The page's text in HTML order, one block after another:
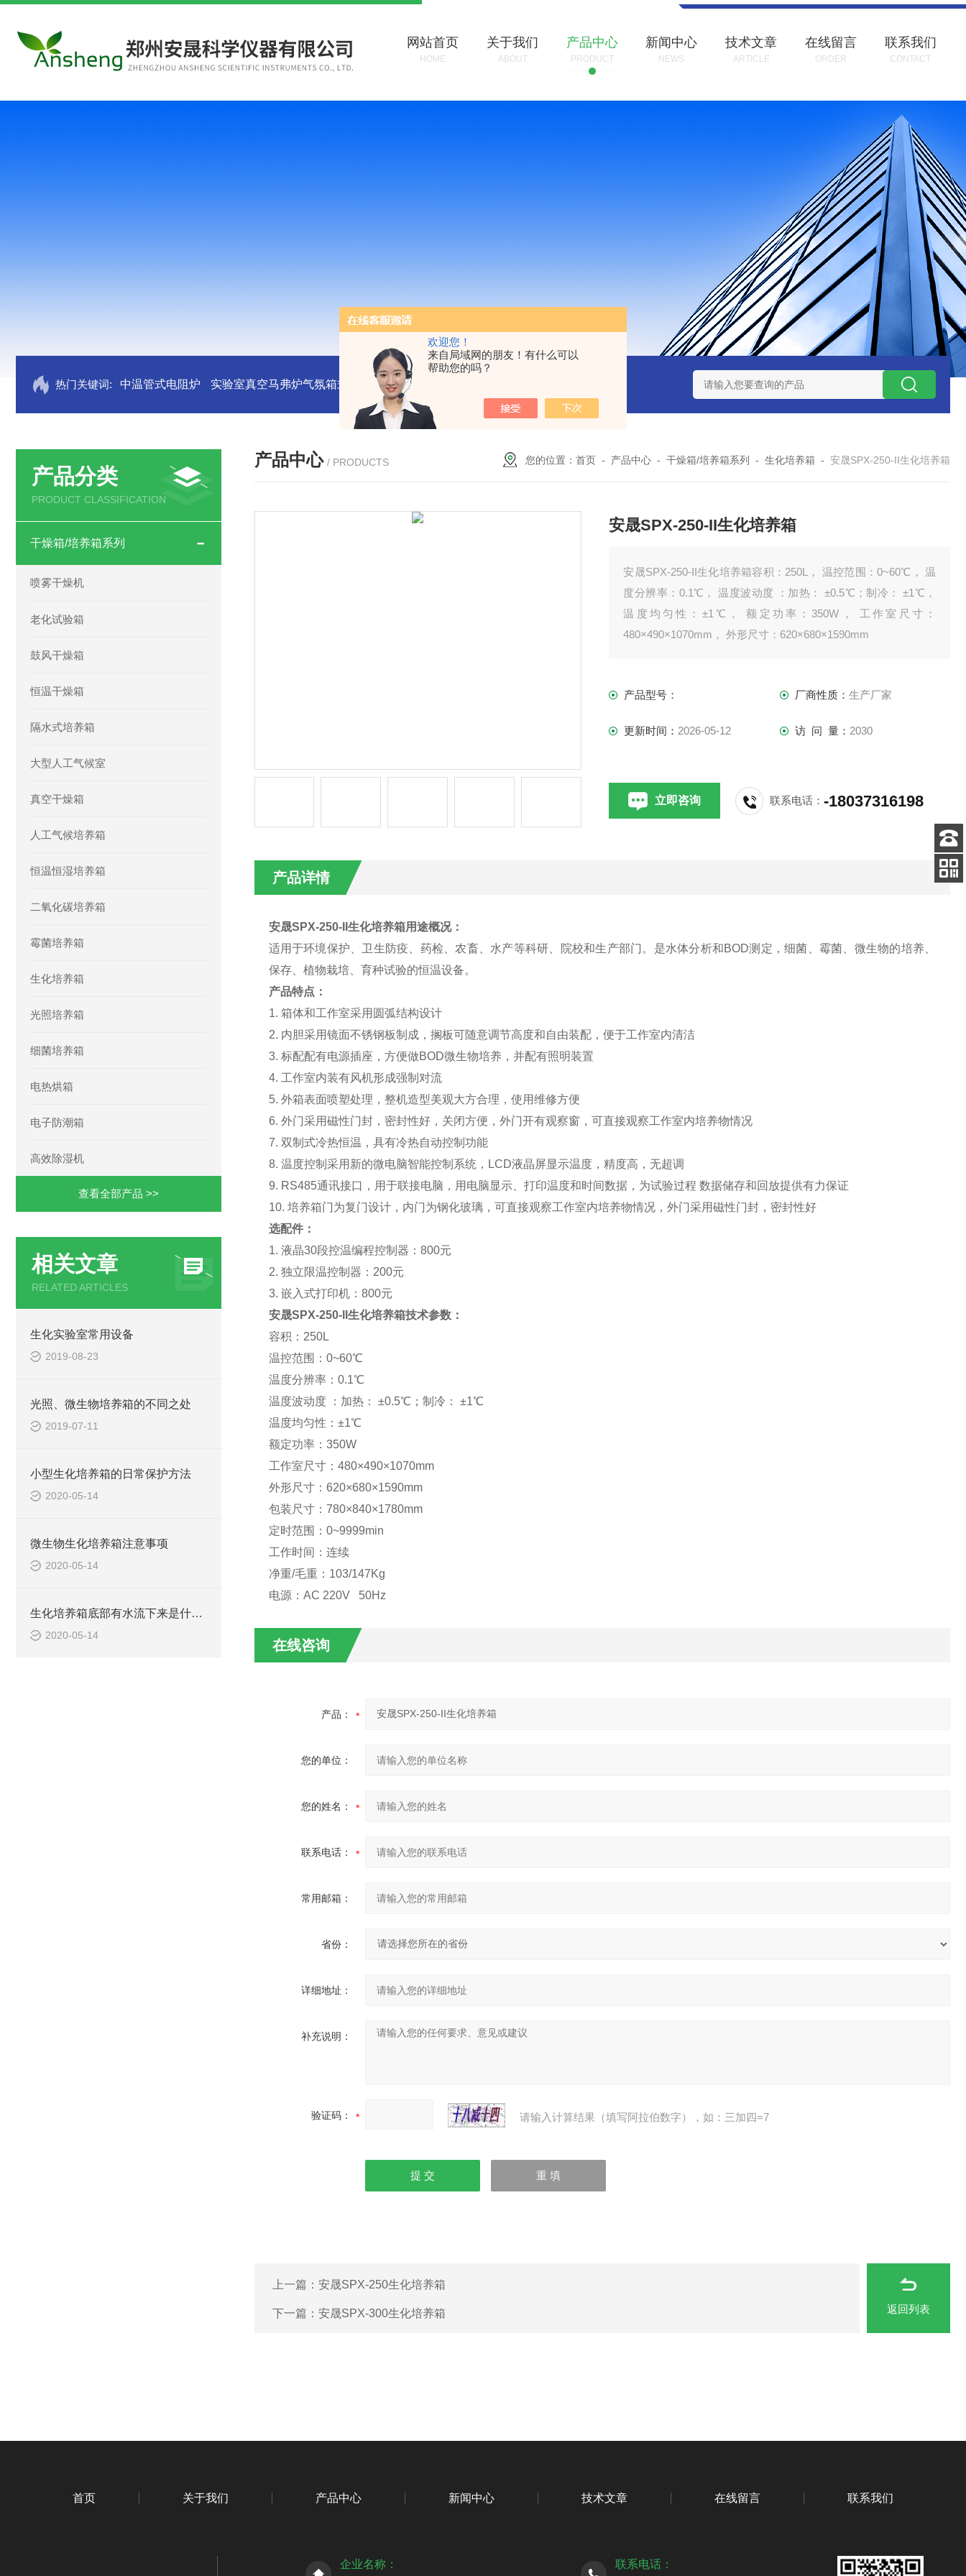
欢迎您！
来自局域网的朋友！有什么可以
帮助您的吗？
网站首页
HOME
关于我们
ABOUT
产品中心
PRODUCT
新闻中心
NEWS
技术文章
ARTICLE
在线留言
ORDER
联系我们
CONTACT
热门关键词: 中温管式电阻炉 实验室真空马弗炉气氛箱式炉厂家 灰分测定马弗炉-郑州安晟科学仪器 SX2-9-17TP高温实验用热失重马弗炉 实验室小型高温马弗炉 陶瓷纤维
产品分类
PRODUCT CLASSIFICATION
干燥箱/培养箱系列
喷雾干燥机
老化试验箱
鼓风干燥箱
恒温干燥箱
隔水式培养箱
大型人工气候室
真空干燥箱
人工气候培养箱
恒温恒湿培养箱
二氧化碳培养箱
霉菌培养箱
生化培养箱
光照培养箱
细菌培养箱
电热烘箱
电子防潮箱
高效除湿机
查看全部产品 >>
相关文章
RELATED ARTICLES
生化实验室常用设备
2019-08-23
光照、微生物培养箱的不同之处
2019-07-11
小型生化培养箱的日常保护方法
2020-05-14
微生物生化培养箱注意事项
2020-05-14
生化培养箱底部有水流下来是什么原因
2020-05-14
产品中心 / PRODUCTS 您的位置： 首页 - 产品中心 - 干燥箱/培养箱系列 - 生化培养箱 - 安晟SPX-250-II生化培养箱
安晟SPX-250-II生化培养箱
安晟SPX-250-II生化培养箱容积：250L， 温控范围：0~60℃， 温
度分辨率：0.1℃， 温度波动度 ：加热： ±0.5℃；制冷： ±1℃，
温度均匀性：±1℃， 额定功率：350W， 工作室尺寸：
480×490×1070mm， 外形尺寸：620×680×1590mm
产品型号： 厂商性质： 生产厂家
更新时间： 2026-05-12 访 问 量： 2030
立即咨询 联系电话：-18037316198
产品详情
安晟SPX-250-II生化培养箱用途概况：
适用于环境保护、卫生防疫、药检、农畜、水产等科研、院校和生产部门。是水体分析和BOD测定，细菌、霉菌、微生物的培养、
保存、植物栽培、育种试验的恒温设备。
产品特点：
1. 箱体和工作室采用圆弧结构设计
2. 内胆采用镜面不锈钢板制成，搁板可随意调节高度和自由装配，便于工作室内清洁
3. 标配配有电源插座，方便做BOD微生物培养，并配有照明装置
4. 工作室内装有风机形成强制对流
5. 外箱表面喷塑处理，整机造型美观大方合理，使用维修方便
6. 外门采用磁性门封，密封性好，关闭方便，外门开有观察窗，可直接观察工作室内培养物情况
7. 双制式冷热恒温，具有冷热自动控制功能
8. 温度控制采用新的微电脑智能控制系统，LCD液晶屏显示温度，精度高，无超调
9. RS485通讯接口，用于联接电脑，用电脑显示、打印温度和时间数据，为试验过程 数据储存和回放提供有力保证
10. 培养箱门为复门设计，内门为钢化玻璃，可直接观察工作室内培养物情况，外门采用磁性门封，密封性好
选配件：
1. 液晶30段控温编程控制器：800元
2. 独立限温控制器：200元
3. 嵌入式打印机：800元
安晟SPX-250-II生化培养箱技术参数：
容积：250L
温控范围：0~60℃
温度分辨率：0.1℃
温度波动度 ：加热： ±0.5℃；制冷： ±1℃
温度均匀性：±1℃
额定功率：350W
工作室尺寸：480×490×1070mm
外形尺寸：620×680×1590mm
包装尺寸：780×840×1780mm
定时范围：0~9999min
工作时间：连续
净重/毛重：103/147Kg
电源：AC 220V 50Hz
在线咨询
产品：
您的单位：
您的姓名：
联系电话：
常用邮箱：
省份：
详细地址：
补充说明：
验证码： 请输入计算结果（填写阿拉伯数字），如：三加四=7
上一篇： 安晟SPX-250生化培养箱
下一篇： 安晟SPX-300生化培养箱 返回列表
首页 关于我们 产品中心 新闻中心 技术文章 在线留言 联系我们
企业名称： 联系电话：
客服
电话